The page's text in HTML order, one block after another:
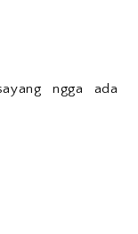
ngga ada